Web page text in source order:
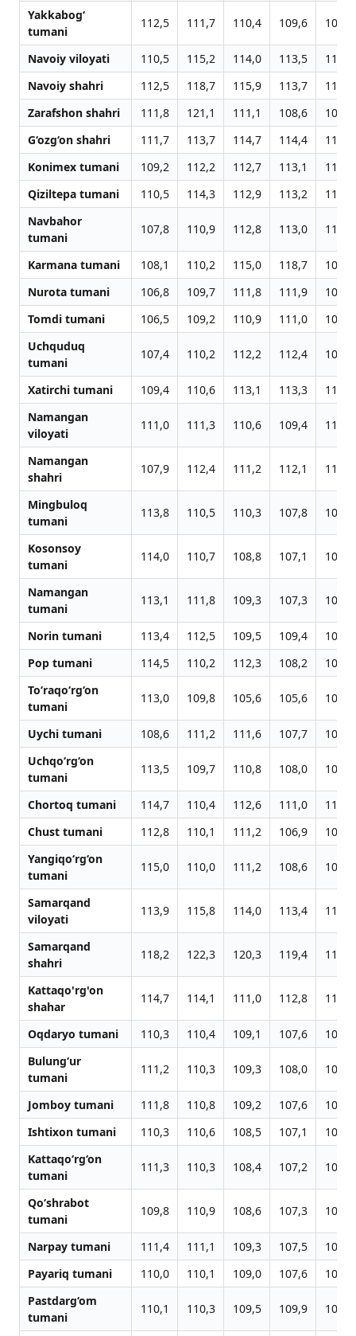
Yakkabog‘
tumani
112,5 111,7 110,4 109,6 108,1
Navoiy viloyati 110,5 115,2 114,0 113,5
111,2
Navoiy shahri
112,5 118,7 115,9 113,7
113,8
Zarafshon shahri
111,8 121,1 111,1 108,6
107,8
G‘ozg‘on shahri
111,7 113,7 114,7 114,4
112,9
Konimex tumani
109,2 112,2 112,7 113,1
111,7
Qiziltepa tumani
110,5 114,3 112,9 113,2
112,6
Navbahor
tumani
107,8 110,9 112,8 113,0 111,4
Karmana tumani 108,1 110,2 115,0 118,7
107,6
Nurota tumani
106,8 109,7 111,8 111,9
109,5
Tomdi tumani
106,5 109,2 110,9 111,0
108,8
Uchquduq
tumani
107,4 110,2 112,2 112,4 109,7
Xatirchi tumani 109,4 110,6 113,1 113,3
110,6
Namangan
viloyati
111,0 111,3 110,6 109,4 110,5
Namangan
shahri
107,9 112,4 111,2 112,1 114,1
Mingbuloq
tumani
113,8 110,5 110,3 107,8 108,0
Kosonsoy
tumani
114,0 110,7 108,8 107,1 107,5
Namangan
tumani
113,1 111,8 109,3 107,3 107,8
Norin tumani 113,4 112,5 109,5 109,4
108,8
Pop tumani
114,5 110,2 112,3 108,2
107,1
To‘raqo‘rg‘on
tumani
113,0 109,8 105,6 105,6 106,6
Uychi tumani 108,6 111,2 111,6 107,7
107,9
Uchqo‘rg‘on
tumani
113,5 109,7 110,8 108,0 108,3
Chortoq tumani 114,7 110,4 112,6 111,0
110,4
Chust tumani
112,8 110,1 111,2 106,9
107,3
Yangiqo‘rg‘on
tumani
115,0 110,0 111,2 108,6 109,1
Samarqand
viloyati
113,9 115,8 114,0 113,4 113,0
Samarqand
shahri
118,2 122,3 120,3 119,4 119,0
Kattaqo'rg'on
shahar
114,7 114,1 111,0 112,8 112,1
Oqdaryo tumani 110,3 110,4 109,1 107,6
107,2
Bulung‘ur
tumani
111,2 110,3 109,3 108,0 107,3
Jomboy tumani 111,8 110,8 109,2 107,6
107,1
Ishtixon tumani
110,3 110,6 108,5 107,1
107,2
Kattaqo‘rg‘on
tumani
111,3 110,3 108,4 107,2 107,0
Qo‘shrabot
tumani
109,8 110,9 108,6 107,3 107,2
Narpay tumani 111,4 111,1 109,3 107,5
106,7
Payariq tumani
110,0 110,1 109,0 107,6
107,1
Pastdarg‘om
tumani
110,1 110,3 109,5 109,9 109,9